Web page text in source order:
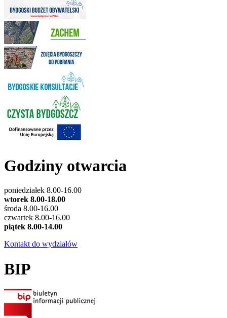
Godziny otwarcia
poniedziałek 8.00-16.00
wtorek 8.00-18.00
środa 8.00-16.00
czwartek 8.00-16.00
piątek 8.00-14.00
Kontakt do wydziałów
BIP